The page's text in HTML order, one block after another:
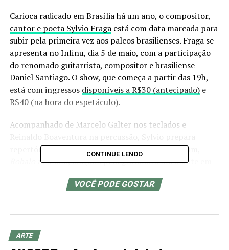
Carioca radicado em Brasília há um ano, o compositor,
cantor e poeta Sylvio Fragaestá com data marcada para
subir pela primeira vez aos palcos brasilienses. Fraga se
apresenta no Infinu, dia 5 de maio, com a participação
do renomado guitarrista, compositor e brasiliense
Daniel Santiago. O show, que começa a partir das 19h,
está com ingressos disponíveis a R$30 (antecipado)e
R$40 (na hora do espetáculo).
Acompanhado de Marcelo Galter nos teclados e
repertório com músicas do seu mais recente álbum,
Robalo nenhum, lançado pela gravadora Rocinante em
Macalé, Thiago Amud, João Donato e próprio Marcelo
Rocinante, além de co-produtor dos álbuns
CONTINUE LENDO
VOCÊ PODE GOSTAR
ARTE